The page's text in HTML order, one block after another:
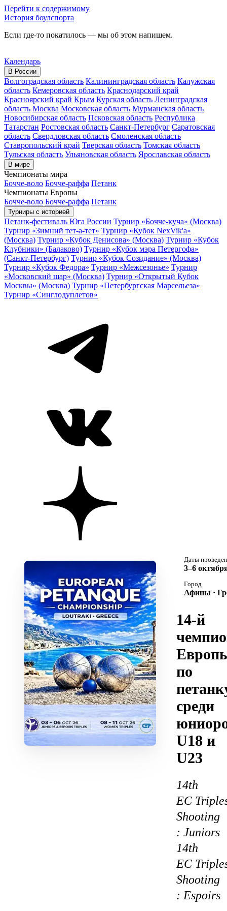
Перейти к содержимому
История боулспорта
Если где-то покатилось — мы об этом напишем.
Календарь
В России
Волгоградская область Калининградская область Калужская
область Кемеровская область Краснодарский край
Красноярский край Крым Курская область Ленинградская
область Москва Московская область Мурманская область
Новосибирская область Псковская область Республика
Татарстан Ростовская область Санкт-Петербург Саратовская
область Свердловская область Смоленская область
Ставропольский край Тверская область Томская область
Тульская область Ульяновская область Ярославская область
В мире
Чемпионаты мира
Бочче-воло Бочче-раффа Петанк
Чемпионаты Европы
Бочче-воло Бочче-раффа Петанк
Турниры с историей
Петанк-фестиваль Юга России Турнир «Бочче-куча» (Москва)
Турнир «Зимний тет-а-тет» Турнир «Кубок NexVik'a»
(Москва) Турнир «Кубок Денисова» (Москва) Турнир «Кубок
Клубники» (Балаково) Турнир «Кубок мэра Петергофа»
(Санкт-Петербург) Турнир «Кубок Созидание» (Москва)
Турнир «Кубок Федора» Турнир «Межсезонье» Турнир
«Московский шар» (Москва) Турнир «Открытый Кубок
Москвы» (Москва) Турнир «Петербургская Марсельеза»
Турнир «Синглодуплетов»
Даты
3–6
Город
Афины ·
14-й
по
среди
U18 и
U23
14th
EC
Shooting
: Juniors
14th
EC
Shooting
: Espoirs